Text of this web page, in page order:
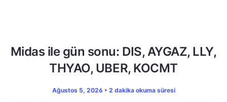
Midas ile gün sonu: DIS, AYGAZ, LLY,
THYAO, UBER, KOCMT
Ağustos 5, 2026 • 2 dakika okuma süresi